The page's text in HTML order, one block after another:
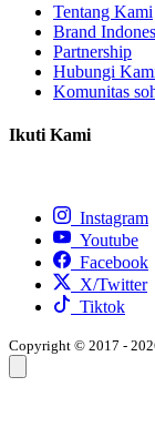
Tentang Kami
Brand
Partnership
Hubungi
Komunitas
Ikuti Kami
Instagram
Youtube
Facebook
X/Twitter
Tiktok
Copyright © 2017 -